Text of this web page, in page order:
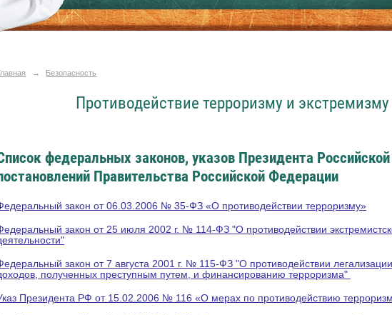
→ Безопасность
Противодействие терроризму и экстремизму
федеральных законов, указов Президента
Правительства Российской Федерации
закон от 06.03.2006 № 35-ФЗ «О противодействии терроризму»
закон от 25 июля 2002 г. № 114-ФЗ "О противодействии
закон от 7 августа 2001 г. № 115-ФЗ "О противодействии
полученных преступным путем, и финансированию терроризма"
Президента РФ от 15.02.2006 № 116 «О мерах по противодействию